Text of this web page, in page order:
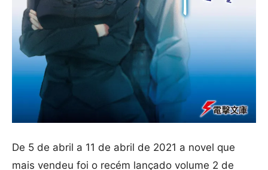
De 5 de abril a 11 de abril de 2021 a novel que
mais vendeu foi o recém lançado volume 2 de